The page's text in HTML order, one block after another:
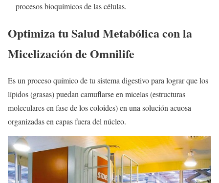
procesos bioquímicos de las células.
Optimiza tu Salud Metabólica con la
Micelización de Omnilife
Es un proceso químico de tu sistema digestivo para lograr que los
lípidos (grasas) puedan camuflarse en micelas (estructuras
moleculares en fase de los coloides) en una solución acuosa
organizadas en capas fuera del núcleo.